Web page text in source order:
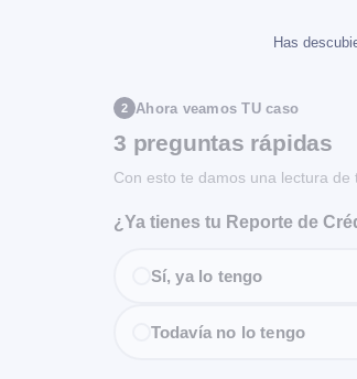
Has
2 Ahora veamos TU caso
3 preguntas rápidas
Con esto te damos una lectura de
¿Ya tienes tu Reporte de
Sí, ya lo tengo
Todavía no lo tengo